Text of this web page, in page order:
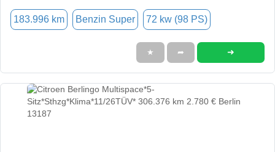
183.996 km Benzin Super 72 kw (98 PS)
★ ➦ ➜